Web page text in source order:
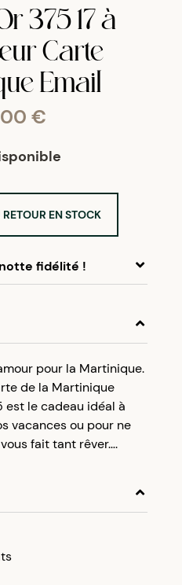
375 17 à
Carte
Email
€
EN STOCK
fidélité !
5% de vos achats dans
minimum d’achat.
fidélité dès votre
de 50€ d’achats.
pour la Martinique.
de la Martinique
est le cadeau idéal à
vacances ou pour ne
fait tant rêver….